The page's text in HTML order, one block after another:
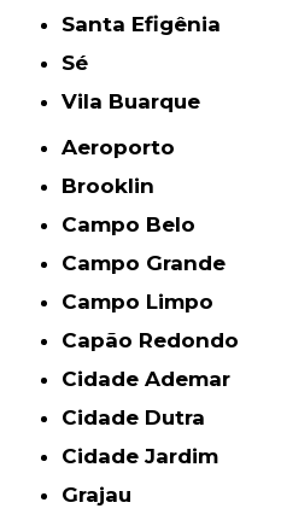
Santa Efigênia
Sé
Vila Buarque
Aeroporto
Brooklin
Campo Belo
Campo Grande
Campo Limpo
Capão Redondo
Cidade Ademar
Cidade Dutra
Cidade Jardim
Grajau